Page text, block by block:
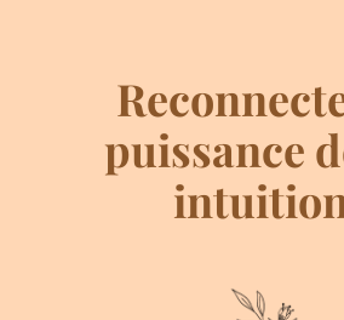
puissance